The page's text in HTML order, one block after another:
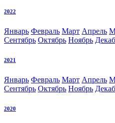
2022
Январь Февраль Март Апрель
Сентябрь Октябрь Ноябрь
2021
Январь Февраль Март Апрель
Сентябрь Октябрь Ноябрь
2020